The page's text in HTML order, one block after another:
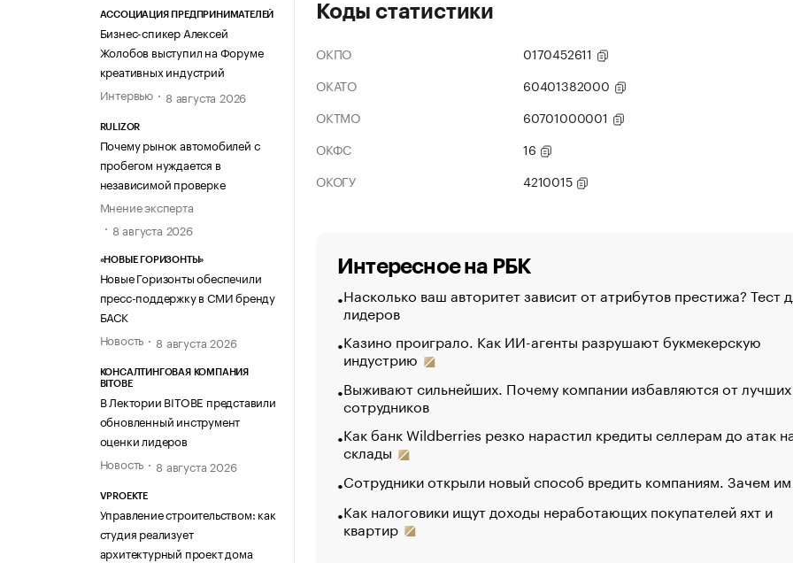
АССОЦИАЦИЯ ПРЕДПРИНИМАТЕЛЕЙ
Бизнес-спикер Алексей
Жолобов выступил на Форуме
креативных индустрий
Интервью
8 августа 2026
RULIZOR
Почему рынок автомобилей с
пробегом нуждается в
независимой проверке
Мнение эксперта
8 августа 2026
«НОВЫЕ ГОРИЗОНТЫ»
Новые Горизонты обеспечили
пресс-поддержку в СМИ бренду
БАСК
Новость
8 августа 2026
КОНСАЛТИНГОВАЯ КОМПАНИЯ
BITOBE
В Лектории BITOBE представили
обновленный инструмент
оценки лидеров
Новость
8 августа 2026
VPROEKTE
Управление строительством: как
студия реализует
архитектурный проект дома
Коды статистики
ОКПО
0170452611
ОКАТО
60401382000
ОКТМО
60701000001
ОКФС
16
ОКОГУ
4210015
Интересное на РБК
Насколько ваш авторитет зависит от атрибутов престижа? Тест
лидеров
Казино проиграло. Как ИИ-агенты разрушают букмекерскую
индустрию
Выживают сильнейших. Почему компании избавляются от лучших
сотрудников
Как банк Wildberries резко нарастил кредиты селлерам до атак
склады
Сотрудники открыли новый способ вредить компаниям. Зачем
Как налоговики ищут доходы неработающих покупателей яхт и
квартир